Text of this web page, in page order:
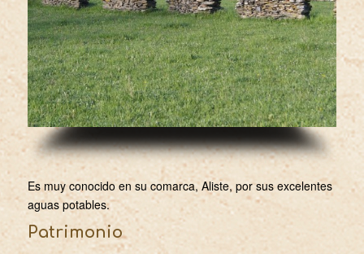
Es muy conocido en su comarca, Aliste, por sus excelentes
aguas potables.
Patrimonio